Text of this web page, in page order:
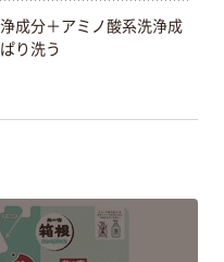
成分＋アミノ酸系洗浄成
り洗う